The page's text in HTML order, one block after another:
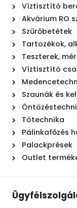
Víztisztító
Akvárium RO
Szűrőbetétek
Tartozékok,
Teszterek,
Víztisztító
Szaunák és
Tótechnika
Pálinkafőzés
Palackprések
Outlet